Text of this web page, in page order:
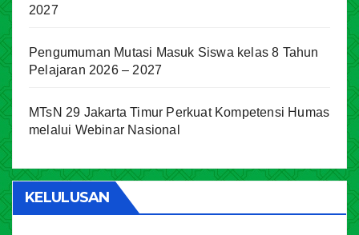
2027
Pengumuman Mutasi Masuk Siswa kelas 8 Tahun
Pelajaran 2026 – 2027
MTsN 29 Jakarta Timur Perkuat Kompetensi Humas
melalui Webinar Nasional
KELULUSAN